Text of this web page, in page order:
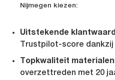
Nijmegen kiezen:
Uitstekende
Trustpilot-score
Topkwaliteit
overzettreden met 20